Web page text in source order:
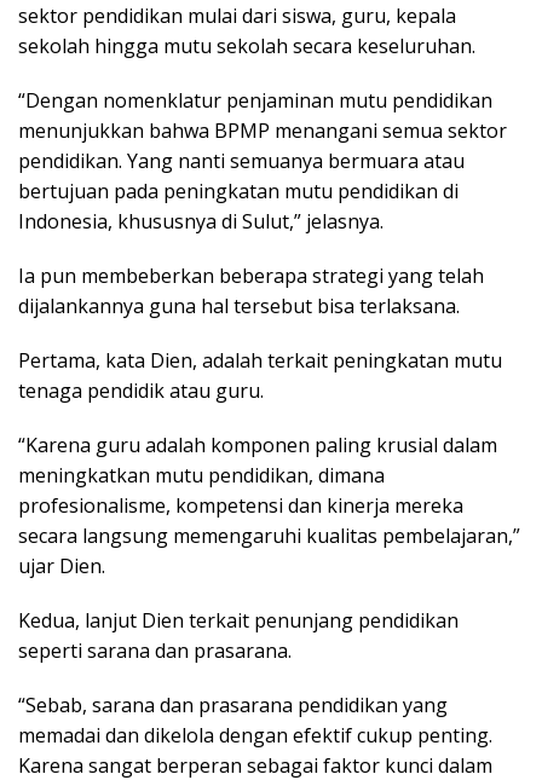
sektor pendidikan mulai dari siswa, guru, kepala
sekolah hingga mutu sekolah secara keseluruhan.
“Dengan nomenklatur penjaminan mutu pendidikan
menunjukkan bahwa BPMP menangani semua sektor
pendidikan. Yang nanti semuanya bermuara atau
bertujuan pada peningkatan mutu pendidikan di
Indonesia, khususnya di Sulut,” jelasnya.
Ia pun membeberkan beberapa strategi yang telah
dijalankannya guna hal tersebut bisa terlaksana.
Pertama, kata Dien, adalah terkait peningkatan mutu
tenaga pendidik atau guru.
“Karena guru adalah komponen paling krusial dalam
meningkatkan mutu pendidikan, dimana
profesionalisme, kompetensi dan kinerja mereka
secara langsung memengaruhi kualitas pembelajaran,”
ujar Dien.
Kedua, lanjut Dien terkait penunjang pendidikan
seperti sarana dan prasarana.
“Sebab, sarana dan prasarana pendidikan yang
memadai dan dikelola dengan efektif cukup penting.
Karena sangat berperan sebagai faktor kunci dalam